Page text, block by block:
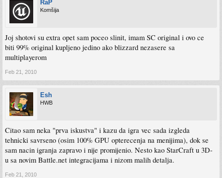
RaP
Komšija
Joj shotovi su extra opet sam poceo slinit, imam SC original i ovo ce
biti 99% original kupljeno jedino ako blizzard nezasere sa
multiplayerom
Feb 21, 2010
Esh
HWB
Citao sam neka "prva iskustva" i kazu da igra vec sada izgleda
tehnicki savrseno (osim 100% GPU opterecenja na menijima), dok se
sam nacin igranja zapravo i nije promijenio. Nesto kao StarCraft u 3D-
u sa novim Battle.net integracijama i nizom malih detalja.
Feb 21, 2010